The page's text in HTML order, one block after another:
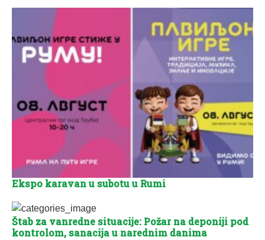
Ekspo karavan u subotu u Rumi
Štab za vanredne situacije: Požar na deponiji pod
kontrolom, sanacija u narednim danima